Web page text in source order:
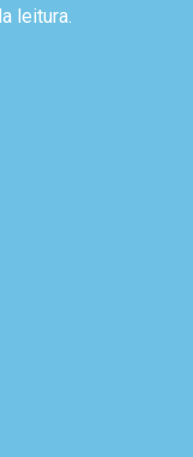
leitura.